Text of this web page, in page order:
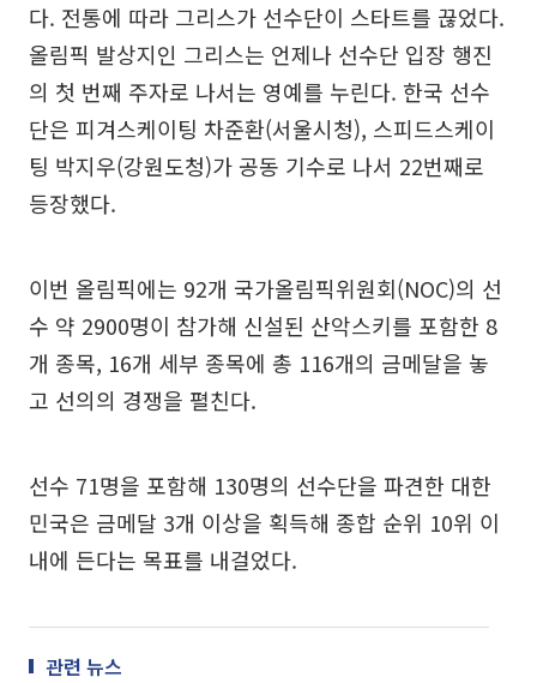
다. 전통에 따라 그리스가 선수단이 스타트를 끊었다.
올림픽 발상지인 그리스는 언제나 선수단 입장 행진
의 첫 번째 주자로 나서는 영예를 누린다. 한국 선수
단은 피겨스케이팅 차준환(서울시청), 스피드스케이
팅 박지우(강원도청)가 공동 기수로 나서 22번째로
등장했다.
이번 올림픽에는 92개 국가올림픽위원회(NOC)의 선
수 약 2900명이 참가해 신설된 산악스키를 포함한 8
개 종목, 16개 세부 종목에 총 116개의 금메달을 놓
고 선의의 경쟁을 펼친다.
선수 71명을 포함해 130명의 선수단을 파견한 대한
민국은 금메달 3개 이상을 획득해 종합 순위 10위 이
내에 든다는 목표를 내걸었다.
관련 뉴스